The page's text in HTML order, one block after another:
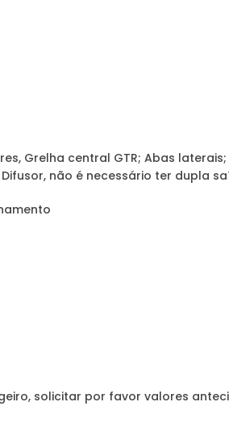
Grelha central GTR; Abas
não é necessário ter dupla
solicitar por favor valores